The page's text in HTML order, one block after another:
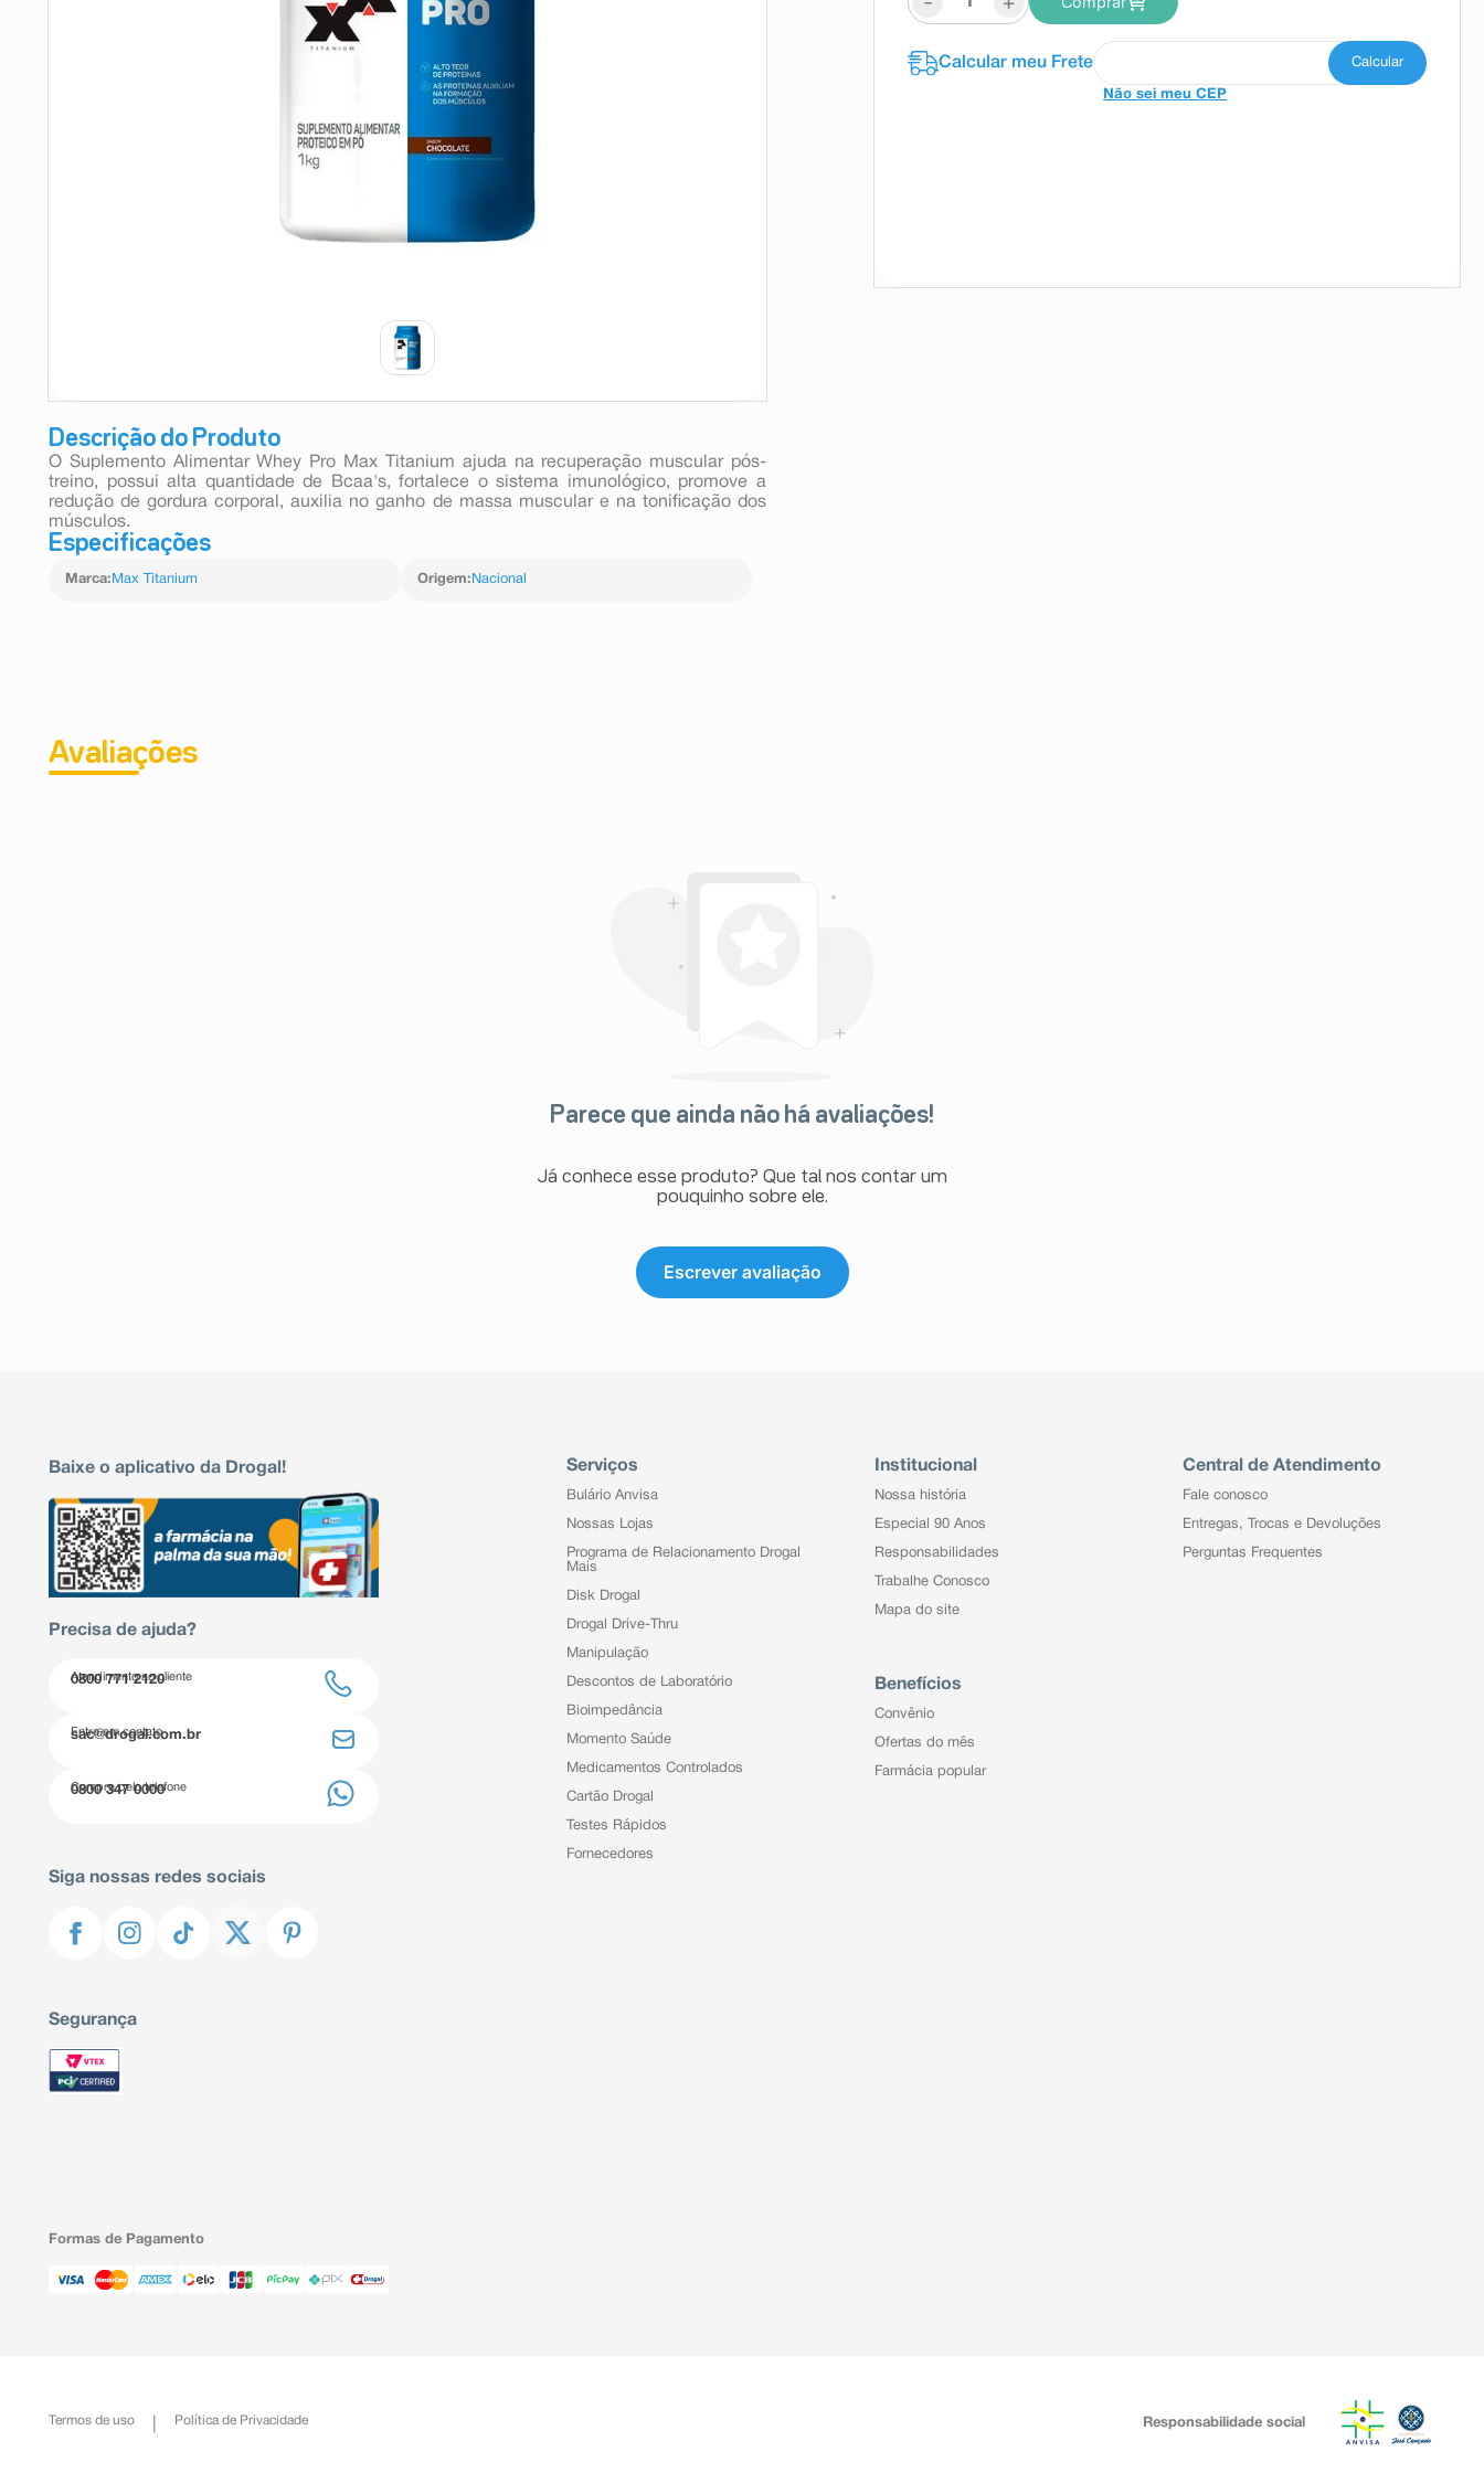
Descrição do Produto
O Suplemento Alimentar Whey Pro Max Titanium ajuda na recuperação muscular pós-
treino, possui alta quantidade de Bcaa's, fortalece o sistema imunológico, promove a
redução de gordura corporal, auxilia no ganho de massa muscular e na tonificação dos
músculos.
Especificações
Marca: Max Titanium Origem: Nacional
Não sei meu CEP
Avaliações
Parece que ainda não há avaliações!
Já conhece esse produto? Que tal nos contar um
pouquinho sobre ele.
Escrever avaliação
Baixe o aplicativo da Drogal!
Precisa de ajuda?
Atendimento ao cliente
0800 771 2120
Entre em contato
sac@drogal.com.br
Compre pelo telefone
0800 347 0000
Siga nossas redes sociais
Segurança
Serviços
Bulário Anvisa
Nossas Lojas
Programa de Relacionamento Drogal
Mais
Disk Drogal
Drogal Drive-Thru
Manipulação
Descontos de Laboratório
Bioimpedância
Momento Saúde
Medicamentos Controlados
Cartão Drogal
Testes Rápidos
Fornecedores
Institucional
Nossa história
Especial 90 Anos
Responsabilidades
Trabalhe Conosco
Mapa do site
Benefícios
Convênio
Ofertas do mês
Farmácia popular
Central de Atendimento
Fale conosco
Entregas, Trocas e Devoluções
Perguntas Frequentes
Formas de Pagamento
Termos de uso Política de Privacidade Responsabilidade social
º esmalte
10ºabsorvente